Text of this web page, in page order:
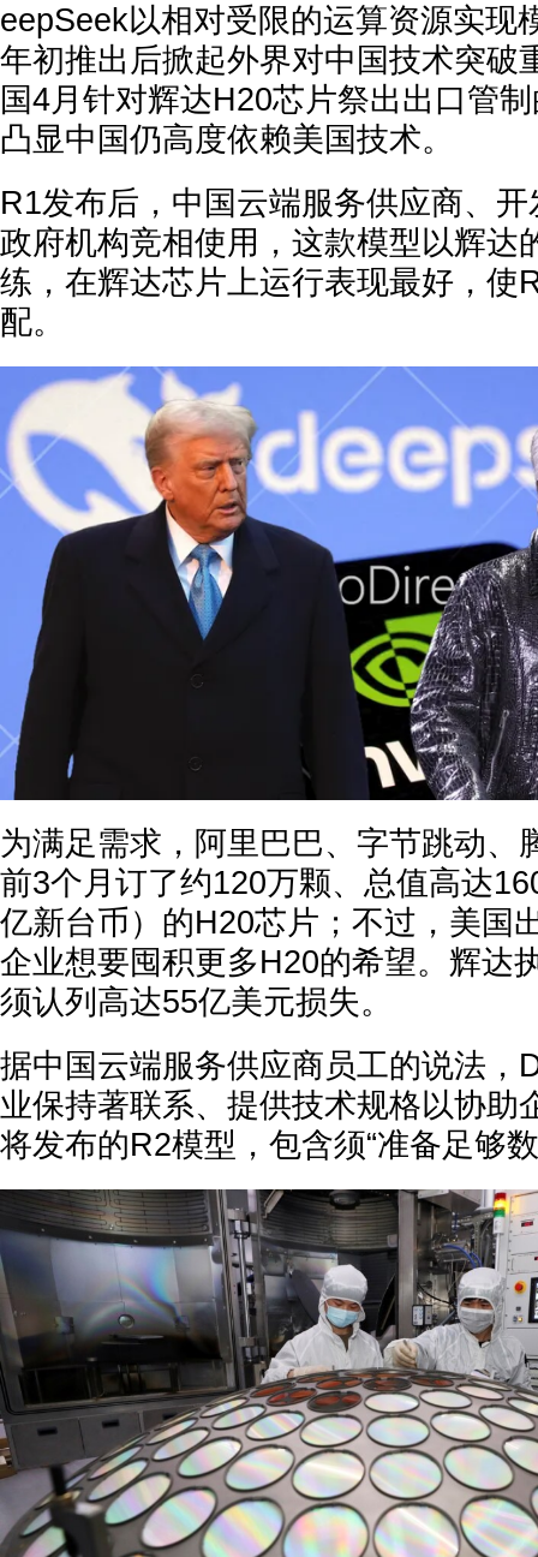
eepSeek以相对受限的运算资源实现
年初推出后掀起外界对中国技术突破
国4月针对辉达H20芯片祭出出口管
凸显中国仍高度依赖美国技术。
R1发布后，中国云端服务供应商、
政府机构竞相使用，这款模型以辉达
练，在辉达芯片上运行表现最好，使
配。
为满足需求，阿里巴巴、字节跳动、
前3个月订了约120万颗、总值高达
亿新台币）的H20芯片；不过，美国
企业想要囤积更多H20的希望。辉达
须认列高达55亿美元损失。
据中国云端服务供应商员工的说法，
业保持著联系、提供技术规格以协助
将发布的R2模型，包含须“准备足够